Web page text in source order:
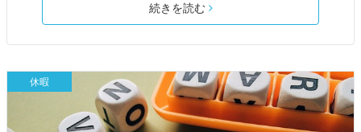
続きを読む
休暇